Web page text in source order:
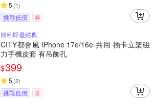
5 (1)
挑戰低價
券
簡約即是經典
CITY都會風 iPhone 17e/16e 共用 插卡立架磁
力手機皮套 有吊飾孔
$399
5 (2)
挑戰低價
券